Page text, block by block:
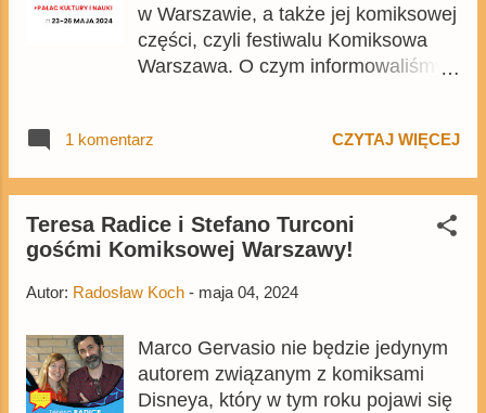
w Warszawie, a także jej komiksowej
części, czyli festiwalu Komiksowa
Warszawa. O czym informowaliśmy
słynny włoski scenarzysta i rysownik
Gervasio odbędą się w piątek i w
sobotę, czyli 24 i 25 maja .
1 komentarz CZYTAJ WIĘCEJ
Teresa Radice i Stefano Turconi
gośćmi Komiksowej Warszawy!
Autor: Radosław Koch - maja 04, 2024
Marco Gervasio nie będzie jedynym
autorem związanym z komiksami
Disneya, który w tym roku pojawi się